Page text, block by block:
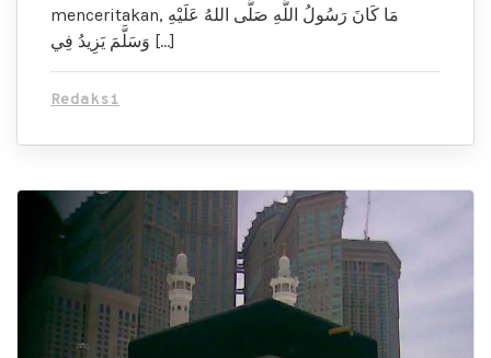
menceritakan, مَا كَانَ رَسُولُ اللَّهِ صَلَّى اللهُ عَلَيْهِ
وَسَلَّمَ يَزِيدُ فِي […]
Redaksi